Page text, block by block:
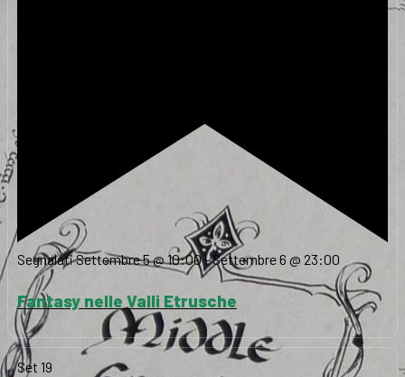
SegnalatiSettembre 5 @ 10:00-Settembre 6 @ 23:00
Fantasy nelle Valli Etrusche
Set 19